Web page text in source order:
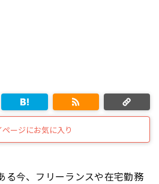
ページにお気に入り
る今、フリーランスや在宅勤務